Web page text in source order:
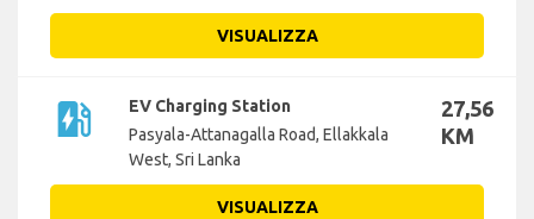
VISUALIZZA
ev_station
EV Charging Station
Pasyala-Attanagalla Road, Ellakkala
West, Sri Lanka
27,56
KM
VISUALIZZA